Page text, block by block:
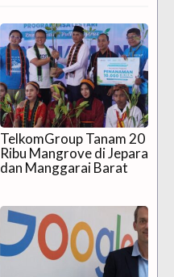
TelkomGroup Tanam 20
Ribu Mangrove di Jepara
dan Manggarai Barat